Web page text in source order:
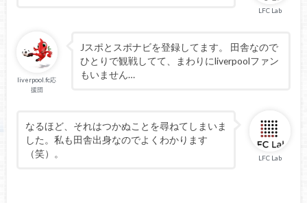
LFC Lab
liverpool.fc応
援団
Jスポとスポナビを登録してます。 田舎なので
ひとりで観戦してて、まわりにliverpoolファン
もいません…
LFC Lab
なるほど、それはつかぬことを尋ねてしまいま
した。私も田舎出身なのでよくわかります
（笑）。